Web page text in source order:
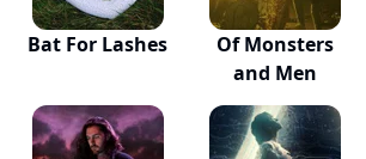
Bat For Lashes
Of Monsters
and Men